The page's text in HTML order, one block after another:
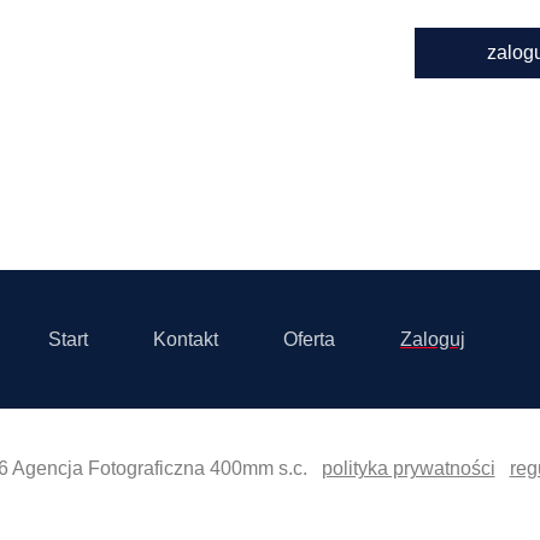
Start Kontakt Oferta Zaloguj
Agencja Fotograficzna 400mm s.c. polityka prywatności